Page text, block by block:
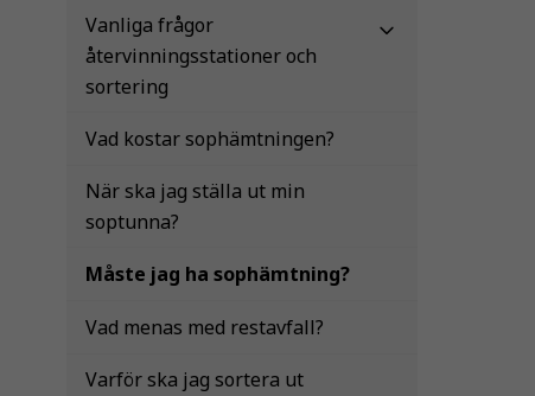
Vanliga frågor
återvinningsstationer och
sortering
Vad kostar sophämtningen?
När ska jag ställa ut min
soptunna?
Måste jag ha sophämtning?
Vad menas med restavfall?
Varför ska jag sortera ut